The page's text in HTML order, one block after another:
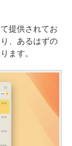
提供されてお
、あるはずの
ます。